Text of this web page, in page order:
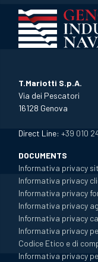
T.Mariotti S.p.A.
Via dei Pescatori
16128 Genova
Direct Line:+39 010
DOCUMENTS
Informativa privacy
Informativa privacy
Informativa privacy
Informativa privacy
Informativa privacy
Informativa privacy
Codice Etico e di
Informativa privacy